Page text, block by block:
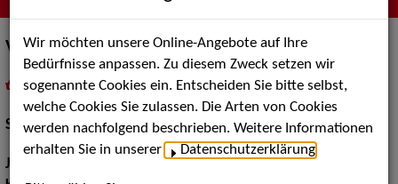
Vincent John
als PDF speichern
inMeine Merklistelegen
Schauspiel:Bühne
Jahrgang:
Wir möchten unsere Online-Angebote auf Ihre
Bedürfnisse anpassen. Zu diesem Zweck setzen wir
sogenannte Cookies ein. Entscheiden Sie bitte selbst,
welche Cookies Sie zulassen. Die Arten von Cookies
werden nachfolgend beschrieben. Weitere Informationen
erhalten Sie in unserer
Datenschutzerklärung